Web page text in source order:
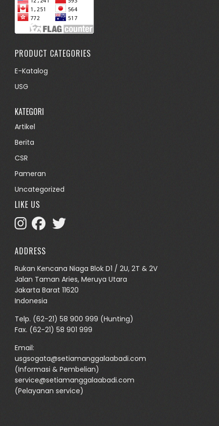
PRODUCT CATEGORIES
E-Katalog
USG
KATEGORI
Artikel
Berita
CSR
Pameran
Uncategorized
LIKE US
ADDRESS
Rukan Kencana Niaga Blok D1 / 2U, 2T & 2V
Jalan Taman Aries, Meruya Utara
Jakarta Barat 11620
Indonesia
Telp. (62-21) 58 900 999 (Hunting)
Fax. (62-21) 58 901 999
Email:
usgsogata@setiamanggalaabadi.com
(Informasi & Pembelian)
service@setiamanggalaabadi.com
(Pelayanan service)